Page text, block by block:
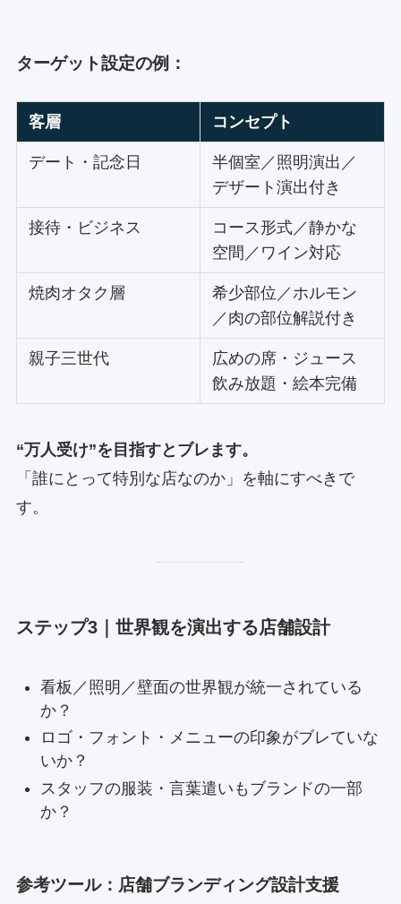
ターゲット設定の例：
客層 コンセプト
デート・記念日
半個室／照明演出／
デザート演出付き
接待・ビジネス
コース形式／静かな
空間／ワイン対応
焼肉オタク層
希少部位／ホルモン
／肉の部位解説付き
親子三世代
広めの席・ジュース
飲み放題・絵本完備
“万人受け”を目指すとブレます。
「誰にとって特別な店なのか」を軸にすべきで
す。
ステップ3｜世界観を演出する店舗設計
看板／照明／壁面の世界観が統一されている
か？
ロゴ・フォント・メニューの印象がブレていな
いか？
スタッフの服装・言葉遣いもブランドの一部
か？
参考ツール：店舗ブランディング設計支援